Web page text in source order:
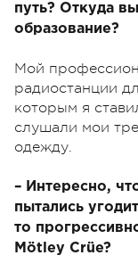
путь? Откуда
образование?
Мой
радиостанции
которым я
слушали мои
одежду.
– Интересно,
пытались
то
Mötley Crüe?